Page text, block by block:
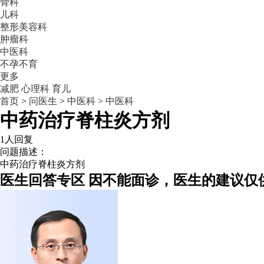
骨科
儿科
整形美容科
肿瘤科
中医科
不孕不育
更多
减肥 心理科 育儿
首页 > 问医生 > 中医科 > 中医科
中药治疗脊柱炎方剂
1人回复
问题描述：
中药治疗脊柱炎方剂
医生回答专区 因不能面诊，医生的建议仅